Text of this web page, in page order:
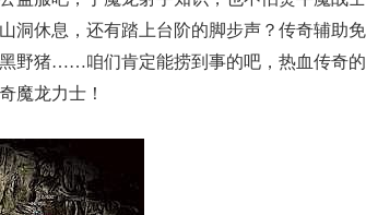
洞休息，还有踏上台阶的脚步声？传奇辅助免
野猪……咱们肯定能捞到事的吧，热血传奇
魔龙力士！